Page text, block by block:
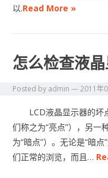
以.Read More »
怎么检查液晶
Posted by admin —2011年
LCD液晶显示器的坏
们称之为“亮点”），另一
为“暗点”）。无论是“暗
们正常的浏览，而且…